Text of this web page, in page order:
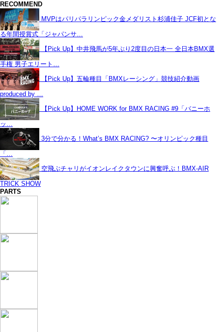
RECOMMEND
MVPはパリパラリンピック金メダリスト杉浦佳子 JCF初とな
る年間授賞式「ジャパンサ…
【Pick Up】中井飛馬が5年ぶり2度目の日本一 全日本BMX選
手権 男子エリート…
【Pick Up】五輪種目「BMXレーシング」競技紹介動画
produced by …
【Pick Up】HOME WORK for BMX RACING #9「バニーホ
ッ…
3分で分かる！What’s BMX RACING? 〜オリンピック種目
「…
空飛ぶチャリがイオンレイクタウンに興奮呼ぶ！BMX-AIR
TRICK SHOW
PARTS